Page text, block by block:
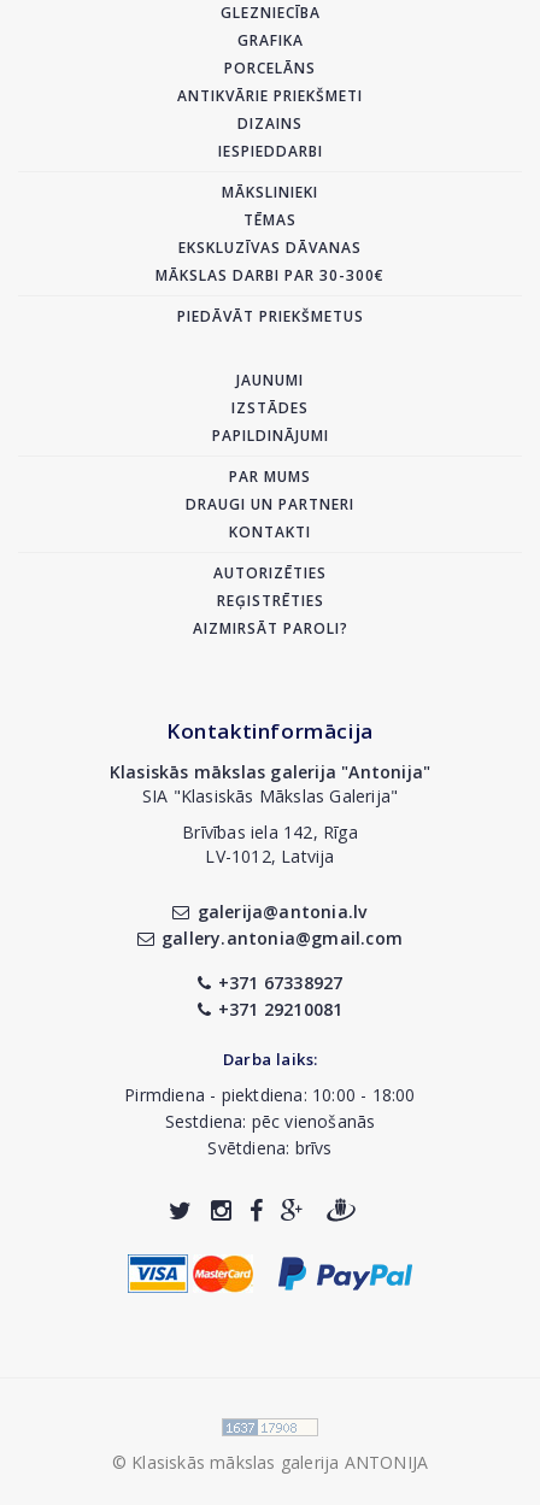
GLEZNIECĪBA
GRAFIKA
PORCELĀNS
ANTIKVĀRIE PRIEKŠMETI
DIZAINS
IESPIEDDARBI
MĀKSLINIEKI
TĒMAS
EKSKLUZĪVAS DĀVANAS
MĀKSLAS DARBI PAR 30-300€
PIEDĀVĀT PRIEKŠMETUS
JAUNUMI
IZSTĀDES
PAPILDINĀJUMI
PAR MUMS
DRAUGI UN PARTNERI
KONTAKTI
AUTORIZĒTIES
REĢISTRĒTIES
AIZMIRSĀT PAROLI?
Kontaktinformācija
Klasiskās mākslas galerija "Antonija"
SIA "Klasiskās Mākslas Galerija"
Brīvības iela 142, Rīga
LV-1012, Latvija
galerija@antonia.lv
gallery.antonia@gmail.com
+371 67338927
+371 29210081
Darba laiks:
Pirmdiena - piektdiena: 10:00 - 18:00
Sestdiena: pēc vienošanās
Svētdiena: brīvs
© Klasiskās mākslas galerija ANTONIJA